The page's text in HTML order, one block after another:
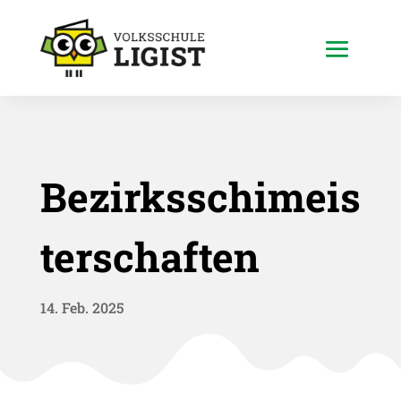
Bezirksschimeis
terschaften
14. Feb. 2025